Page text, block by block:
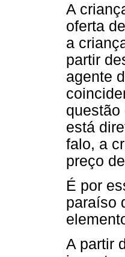
A
oferta
a
partir
agente
questão
está
falo, a
preço
É por
paraíso
A partir